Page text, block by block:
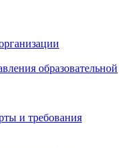
образовательной
и требования